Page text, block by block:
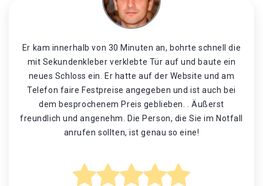
Er kam innerhalb von 30 Minuten an, bohrte schnell die
mit Sekundenkleber verklebte Tür auf und baute ein
neues Schloss ein. Er hatte auf der Website und am
Telefon faire Festpreise angegeben und ist auch bei
dem besprochenem Preis geblieben. . Äußerst
freundlich und angenehm. Die Person, die Sie im Notfall
anrufen sollten, ist genau so eine!